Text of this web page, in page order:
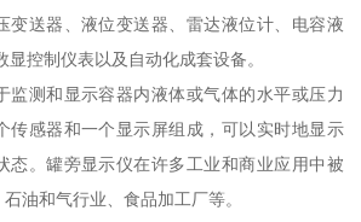
变送器、液位变送器、雷达液位计、电容液
控制仪表以及自动化成套设备。
监测和显示容器内液体或气体的水平或压力
传感器和一个显示屏组成，可以实时地显示
态。罐旁显示仪在许多工业和商业应用中被
油和气行业、食品加工厂等。